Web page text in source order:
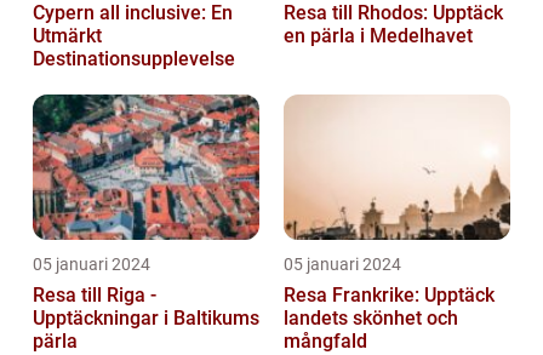
Cypern all inclusive: En
Utmärkt
Destinationsupplevelse
Resa till Rhodos: Upptäck
en pärla i Medelhavet
05 januari 2024
Resa till Riga -
Upptäckningar i Baltikums
pärla
05 januari 2024
Resa Frankrike: Upptäck
landets skönhet och
mångfald